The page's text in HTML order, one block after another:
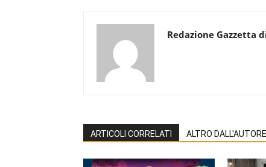
Redazione Gazzetta
ARTICOLI CORRELATI ALTRO DALL'AUTORE